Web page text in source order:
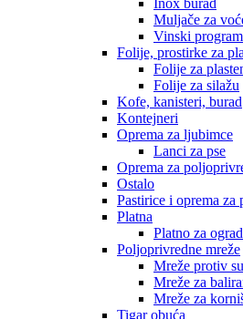
Inox burad
Muljače za
Vinski program
Folije, prostirke za
Folije za
Folije za silažu
Kofe, kanisteri, burad
Kontejneri
Oprema za ljubimce
Lanci za pse
Oprema za
Ostalo
Pastirice i oprema za
Platna
Platno za
Poljoprivredne mreže
Mreže protiv
Mreže za
Mreže za
Tigar obuća